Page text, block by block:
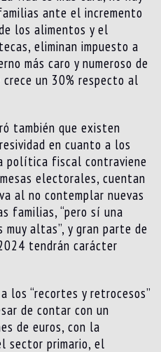
ante el incremento
los alimentos y el
eliminan impuesto a
más caro y numeroso de
un 30% respecto al
también que existen
en cuanto a los
política fiscal contraviene
electorales, cuentan
al no contemplar nuevas
familias, “pero sí una
altas”, y gran parte de
tendrán carácter
los “recortes y retrocesos”
de contar con un
de euros, con la
sector primario, el